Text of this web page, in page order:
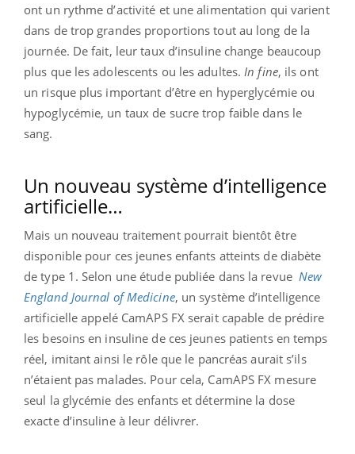
ont un rythme d’activité et une alimentation qui varient
dans de trop grandes proportions tout au long de la
journée. De fait, leur taux d’insuline change beaucoup
plus que les adolescents ou les adultes. In fine, ils ont
un risque plus important d’être en hyperglycémie ou
hypoglycémie, un taux de sucre trop faible dans le
sang.
Un nouveau système d’intelligence
artificielle…
Mais un nouveau traitement pourrait bientôt être
disponible pour ces jeunes enfants atteints de diabète
de type 1. Selon une étude publiée dans la revue New
England Journal of Medicine, un système d’intelligence
artificielle appelé CamAPS FX serait capable de prédire
les besoins en insuline de ces jeunes patients en temps
réel, imitant ainsi le rôle que le pancréas aurait s’ils
n’étaient pas malades. Pour cela, CamAPS FX mesure
seul la glycémie des enfants et détermine la dose
exacte d’insuline à leur délivrer.